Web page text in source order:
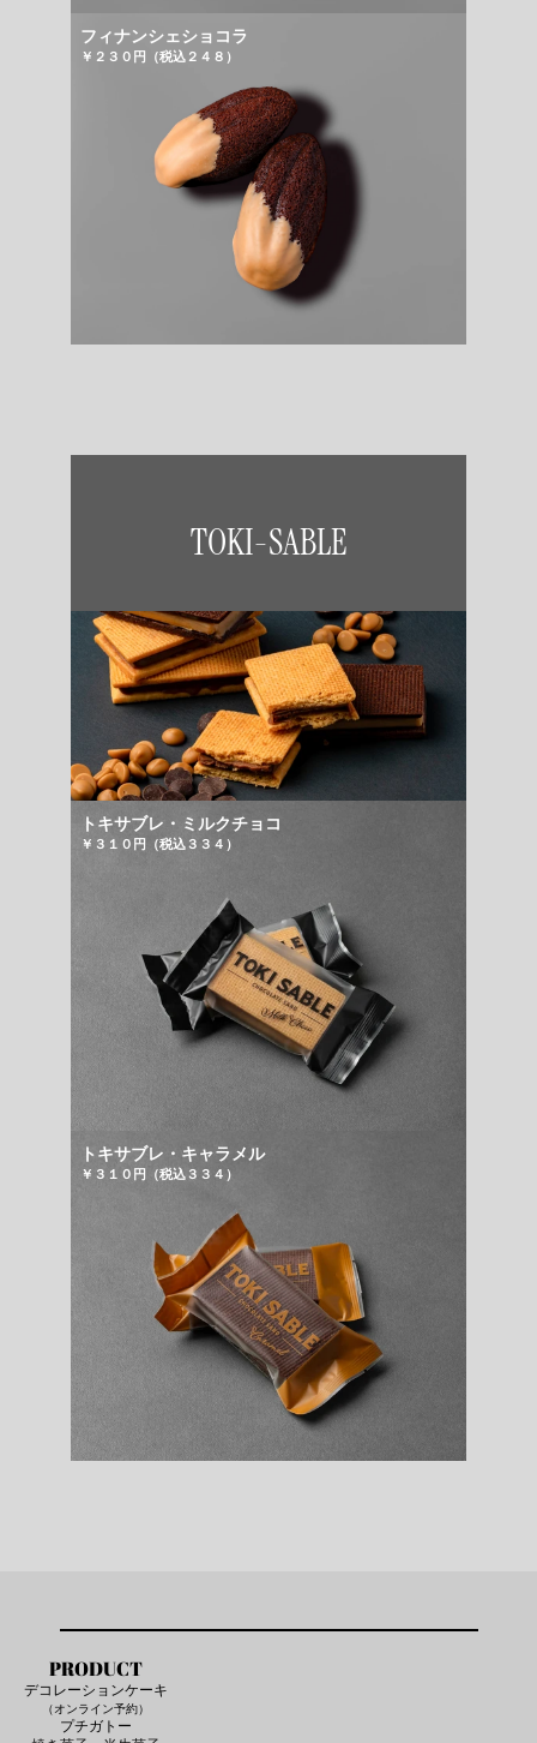
フィナンシェショコラ
￥２３０円（税込２４８）
TOKI-SABLE
トキサブレ・ミルクチョコ
￥３１０円（税込３３４）
トキサブレ・キャラメル
￥３１０円（税込３３４）
PRODUCT
デコレーションケーキ
（オンライン予約）
プチガトー